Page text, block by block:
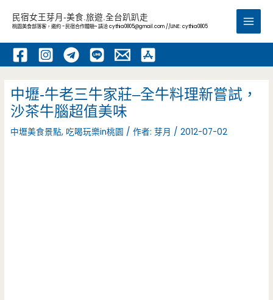
內
民宿女王芽月-美食.旅遊.全台趴趴走
桃園美食部落客，邀約 -民宿合作體驗~ 請洽cythia0805@gmail.com //LINE: cythia0805
Main
中壢-牛老三牛家莊–全牛料理新嘗試，
沙茶牛腦超值美味
中壢美食景點, 吃喝玩樂in桃園 / 作者:芽月 /2012-07-02